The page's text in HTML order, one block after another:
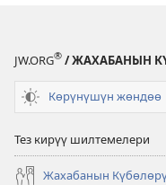
JW.ORG® / ЖАХАБАНЫН
Көрүнүшүн жөндөө
Тез кирүү шилтемелери
Жахабанын